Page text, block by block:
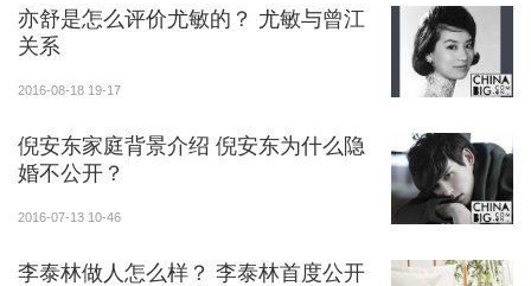
亦舒是怎么评价尤敏的？ 尤敏与曾江
关系
2016-08-18 19-17
倪安东家庭背景介绍 倪安东为什么隐
婚不公开？
2016-07-13 10-46
李泰林做人怎么样？ 李泰林首度公开